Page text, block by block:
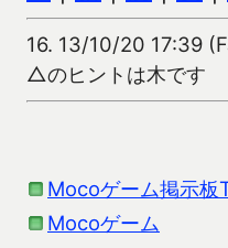
16. 13/10/20 17:39
△のヒントは木です
Mocoゲーム掲示板
Mocoゲーム